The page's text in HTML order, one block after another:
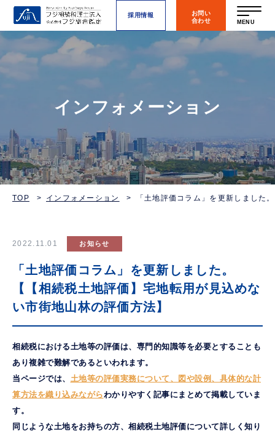
採用情報
お問い
合わせ
MENU
インフォメーション
TOP インフォメーション 「土地評価コラム」を更新しました
2022.11.01 お知らせ
「土地評価コラム」を更新しました。
【【相続税土地評価】宅地転用が見込めな
い市街地山林の評価方法】
相続税における土地等の評価は、専門的知識等を必要とすることも
あり複雑で難解であるといわれます。
当ページでは、 土地等の評価実務について、図や設例、具体的な計
算方法を織り込みながらわかりやすく記事にまとめて掲載していま
す。
同じような土地をお持ちの方、相続税土地評価について詳しく知り